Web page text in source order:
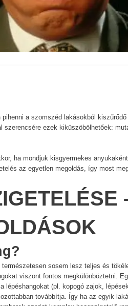
a szomszéd lakásokból
szerencsére ezek kiküszöbölhetőek:
ha mondjuk kisgyermekes
az egyetlen megoldás, így most
sosem lesz teljes és
viszont fontos megkülönböztetni.
lépéshangokat (pl. kopogó zajok,
továbbítja. Így ha az egyik